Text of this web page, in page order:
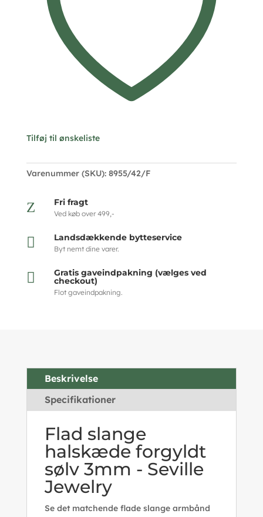
Tilføj til ønskeliste
Varenummer (SKU): 8955/42/F
Z Fri fragt
Ved køb over 499,-
 Landsdækkende bytteservice
Byt nemt dine varer.
 Gratis gaveindpakning (vælges ved
checkout)
Flot gaveindpakning.
Beskrivelse
Specifikationer
Flad slange
halskæde forgyldt
sølv 3mm - Seville
Jewelry
Se det matchende flade slange armbånd